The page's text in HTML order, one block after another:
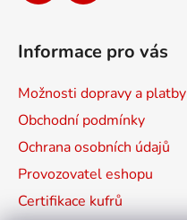
Informace pro vás
Možnosti dopravy a platby
Obchodní podmínky
Ochrana osobních údajů
Provozovatel eshopu
Certifikace kufrů